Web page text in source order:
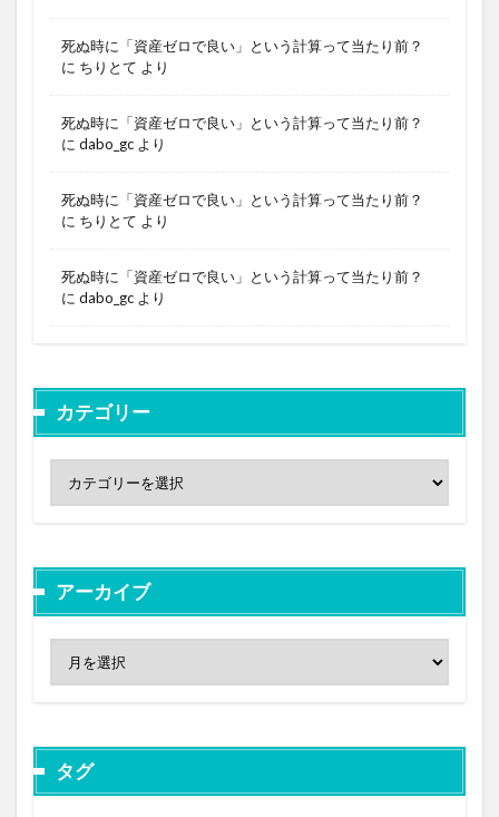
死ぬ時に「資産ゼロで良い」という計算って当たり前？
に ちりとて より
死ぬ時に「資産ゼロで良い」という計算って当たり前？
に dabo_gc より
死ぬ時に「資産ゼロで良い」という計算って当たり前？
に ちりとて より
死ぬ時に「資産ゼロで良い」という計算って当たり前？
に dabo_gc より
カテゴリー
アーカイブ
タグ